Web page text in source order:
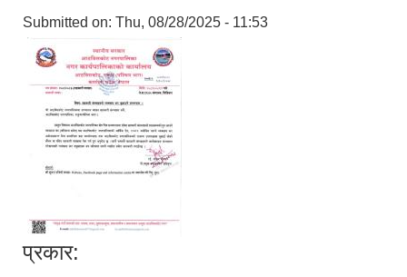
Submitted on: Thu, 08/28/2025 - 11:53
प्रकार: